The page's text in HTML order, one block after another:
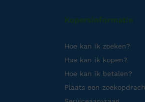
Kopersinformatie
Hoe kan ik zoeken?
Hoe kan ik kopen?
Hoe kan ik betalen?
Plaats een